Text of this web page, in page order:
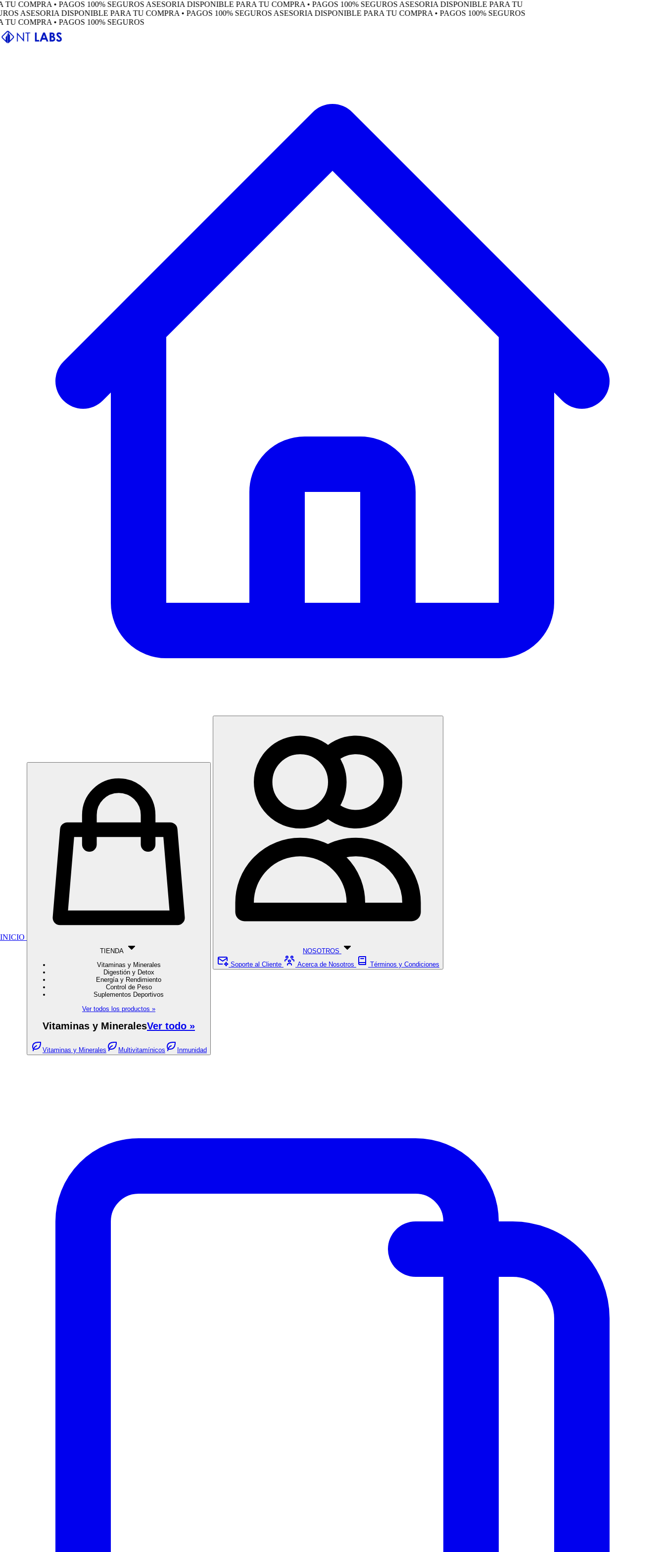
• PAGOS 100% SEGUROSASESORIA DISPONIBLE PARA TU COMPRA • PAGOS 100% SEGUROSASESORIA DISPONIBLE PARA TU
ASESORIA DISPONIBLE PARA TU COMPRA • PAGOS 100% SEGUROSASESORIA DISPONIBLE PARA TU COMPRA • PAGOS 100% SEGUROS
• PAGOS 100% SEGUROS
INICIO
TIENDA
Vitaminas y Minerales
Digestión y Detox
Energía y Rendimiento
Control de Peso
Suplementos Deportivos
Ver todos los productos »
Vitaminas y MineralesVer todo »
Vitaminas y Minerales Multivitamínicos Inmunidad
NOSOTROS
Soporte al Cliente
Acerca de Nosotros Términos y Condiciones